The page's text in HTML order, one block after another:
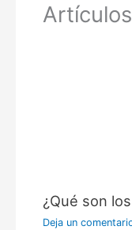
¿Qué son
Deja un